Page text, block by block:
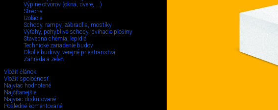
Výplne otvorov (okná, dvere, ...)
Strecha
Izolácie
Schody, rampy, zábradlia, mostíky
Výťahy, pohyblivé schody, dvihacie plošiny
Stavebná chémia, lepidlá
Technické zariadenie budov
Okolie budovy, verejné priestranstvá
Záhrada a zeleň
Vložiť článok
Vložiť spoločnosť
Najviac hodnotené
Najčítanejšie
Najviac diskutované
Posledné komentované